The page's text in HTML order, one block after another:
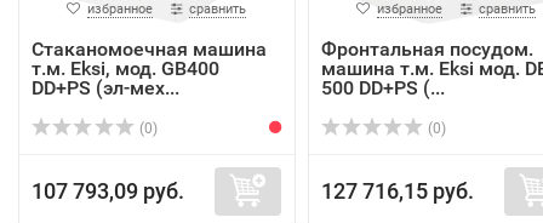
избранное сравнить
Стаканомоечная машина
т.м. Eksi, мод. GB400
DD+PS (эл-мех...
(0)
107 793,09 руб.
избранное сравнить
Фронтальная посудом.
машина т.м. Eksi мод.
500 DD+PS (...
(0)
127 716,15 руб.